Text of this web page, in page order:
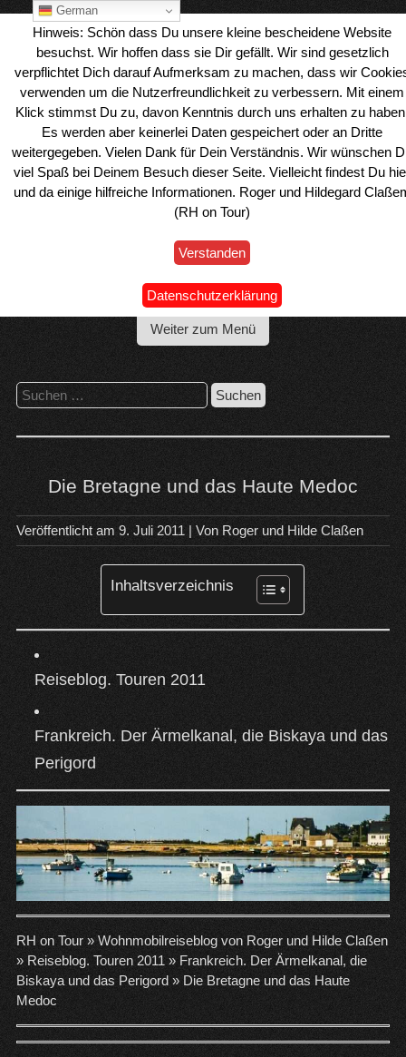
content
Wohnmobil Reiseblog Roger & Hilde
Weiter zum Menü
Suchen
nach:
Die Bretagne und das Haute Medoc
Veröffentlicht am 9. Juli 2011| Von Roger und Hilde Claßen
Inhaltsverzeichnis
Reiseblog. Touren 2011
Frankreich. Der Ärmelkanal, die Biskaya und das
Perigord
RH on Tour » Wohnmobilreiseblog von Roger und Hilde Claßen
» Reiseblog. Touren 2011» Frankreich. Der Ärmelkanal, die
Biskaya und das Perigord » Die Bretagne und das Haute
Medoc
Hinweis: Schön dass Du unsere kleine bescheidene Website
besuchst. Wir hoffen dass sie Dir gefällt. Wir sind gesetzlich
verpflichtet Dich darauf Aufmerksam zu machen, dass wir
verwenden um die Nutzerfreundlichkeit zu verbessern. Mit einem
Klick stimmst Du zu, davon Kenntnis durch uns erhalten zu
Es werden aber keinerlei Daten gespeichert oder an Dritte
weitergegeben. Vielen Dank für Dein Verständnis. Wir wünschen
viel Spaß bei Deinem Besuch dieser Seite. Vielleicht findest Du
und da einige hilfreiche Informationen. Roger und Hildegard
(RH on Tour)
Verstanden
Datenschutzerklärung
German